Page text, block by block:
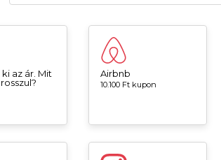
az ár. Mit
Airbnb
10.100 Ft kupon